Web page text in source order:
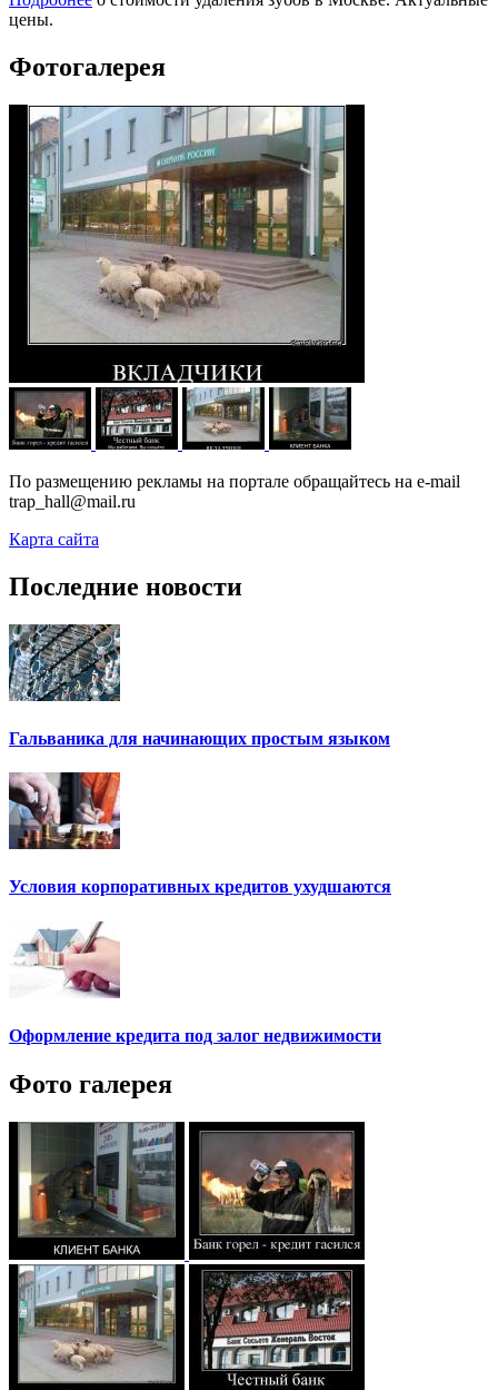
цены.
Фотогалерея
По размещению рекламы на портале обращайтесь на e-mail
trap_hall@mail.ru
Карта сайта
Последние новости
Гальваника для начинающих простым языком
Условия корпоративных кредитов ухудшаются
Оформление кредита под залог недвижимости
Фото галерея